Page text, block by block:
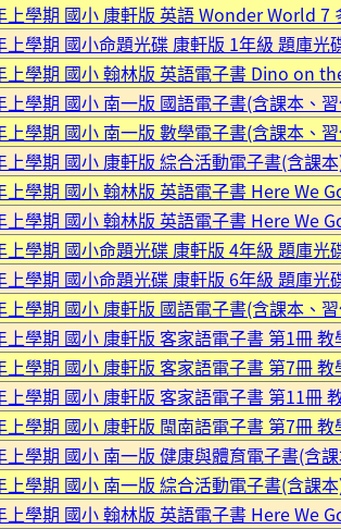
上學期 國小 康軒版 英語 Wonder World 7
上學期 國小命題光碟 康軒版 1年級 題庫光
上學期 國小 翰林版 英語電子書 Dino on
上學期 國小 南一版 國語電子書(含課本、
上學期 國小 南一版 數學電子書(含課本、
上學期 國小 康軒版 綜合活動電子書(含課
上學期 國小 翰林版 英語電子書 Here We
上學期 國小 翰林版 英語電子書 Here We
上學期 國小命題光碟 康軒版 4年級 題庫光
上學期 國小命題光碟 康軒版 6年級 題庫光
上學期 國小 康軒版 國語電子書(含課本、
上學期 國小 康軒版 客家語電子書 第1冊 教
上學期 國小 康軒版 客家語電子書 第7冊 教
上學期 國小 康軒版 客家語電子書 第11冊
上學期 國小 康軒版 閩南語電子書 第7冊 教
上學期 國小 南一版 健康與體育電子書(含
上學期 國小 南一版 綜合活動電子書(含課
上學期 國小 翰林版 英語電子書 Here We